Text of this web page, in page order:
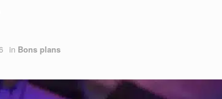
in Bons plans